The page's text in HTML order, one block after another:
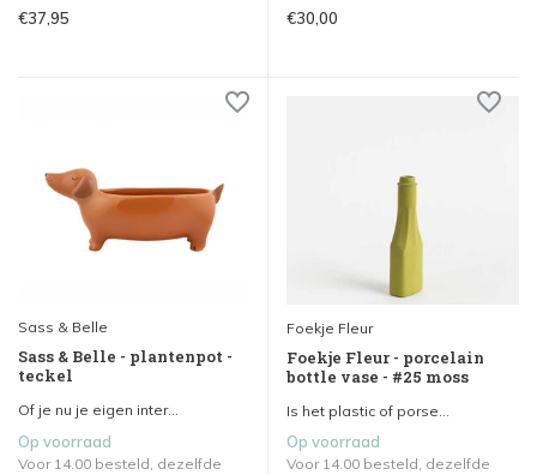
€37,95 €30,00
Sass & Belle
Sass & Belle - plantenpot -
teckel
Of je nu je eigen inter...
Op voorraad
Voor 14.00 besteld, dezelfde
Foekje Fleur
Foekje Fleur - porcelain
bottle vase - #25 moss
Is het plastic of porse...
Op voorraad
Voor 14.00 besteld, dezelfde